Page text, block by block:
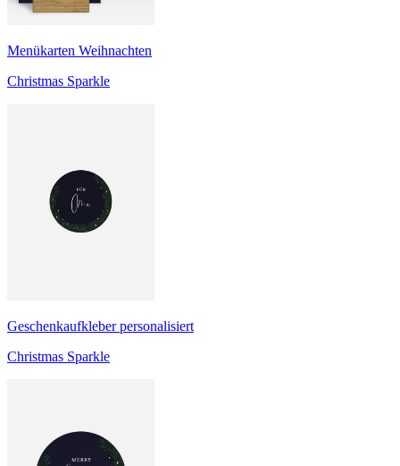
Menükarten Weihnachten
Christmas Sparkle
Geschenkaufkleber personalisiert
Christmas Sparkle